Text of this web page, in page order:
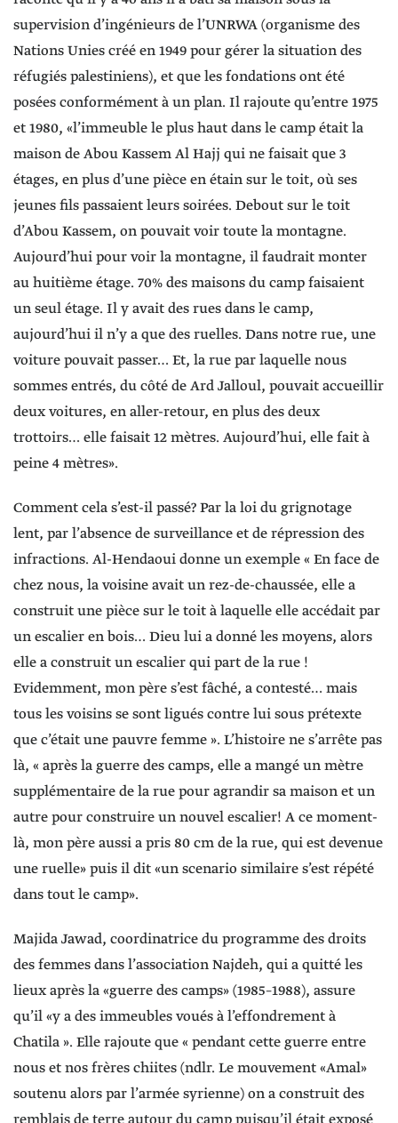
supervision d’ingénieurs de l’UNRWA (organisme des
Nations Unies créé en 1949 pour gérer la situation des
réfugiés palestiniens), et que les fondations ont été
posées conformément à un plan. Il rajoute qu’entre 1975
et 1980, «l’immeuble le plus haut dans le camp était la
maison de Abou Kassem Al Hajj qui ne faisait que 3
étages, en plus d’une pièce en étain sur le toit, où ses
jeunes fils passaient leurs soirées. Debout sur le toit
d’Abou Kassem, on pouvait voir toute la montagne.
Aujourd’hui pour voir la montagne, il faudrait monter
au huitième étage. 70% des maisons du camp faisaient
un seul étage. Il y avait des rues dans le camp,
aujourd’hui il n’y a que des ruelles. Dans notre rue, une
voiture pouvait passer… Et, la rue par laquelle nous
sommes entrés, du côté de Ard Jalloul, pouvait accueillir
deux voitures, en aller-retour, en plus des deux
trottoirs… elle faisait 12 mètres. Aujourd’hui, elle fait à
peine 4 mètres».
Comment cela s’est-il passé? Par la loi du grignotage
lent, par l’absence de surveillance et de répression des
infractions. Al-Hendaoui donne un exemple « En face de
chez nous, la voisine avait un rez-de-chaussée, elle a
construit une pièce sur le toit à laquelle elle accédait par
un escalier en bois… Dieu lui a donné les moyens, alors
elle a construit un escalier qui part de la rue !
Evidemment, mon père s’est fâché, a contesté… mais
tous les voisins se sont ligués contre lui sous prétexte
que c’était une pauvre femme ». L’histoire ne s’arrête pas
là, « après la guerre des camps, elle a mangé un mètre
supplémentaire de la rue pour agrandir sa maison et un
autre pour construire un nouvel escalier! A ce moment-
là, mon père aussi a pris 80 cm de la rue, qui est devenue
une ruelle» puis il dit «un scenario similaire s’est répété
dans tout le camp».
Majida Jawad, coordinatrice du programme des droits
des femmes dans l’association Najdeh, qui a quitté les
lieux après la «guerre des camps» (1985–1988), assure
qu’il «y a des immeubles voués à l’effondrement à
Chatila ». Elle rajoute que « pendant cette guerre entre
nous et nos frères chiites (ndlr. Le mouvement «Amal»
soutenu alors par l’armée syrienne) on a construit des